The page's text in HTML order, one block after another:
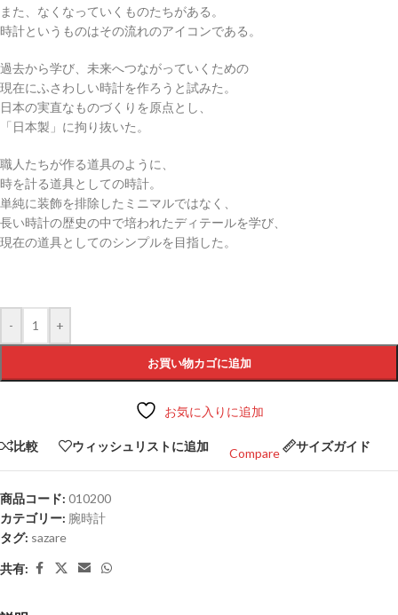
また、なくなっていくものたちがある。
時計というものはその流れのアイコンである。
過去から学び、未来へつながっていくための
現在にふさわしい時計を作ろうと試みた。
日本の実直なものづくりを原点とし、
「日本製」に拘り抜いた。
職人たちが作る道具のように、
時を計る道具としての時計。
単純に装飾を排除したミニマルではなく、
長い時計の歴史の中で培われたディテールを学び、
現在の道具としてのシンプルを目指した。
- +
お買い物カゴに追加
お気に入りに追加
比較 ウィッシュリストに追加
Compare
サイズガイド
商品コード: 010200
カテゴリー: 腕時計
タグ: sazare
共有: